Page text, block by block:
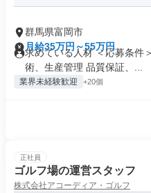
群馬県富岡市
月給35万円～55万円
求めている人材 ＜応募条件
術、生産管理 品質保証、...
業界未経験歓迎 +20個
正社員
ゴルフ場の運営スタッフ
株式会社アコーディア・ゴルフ